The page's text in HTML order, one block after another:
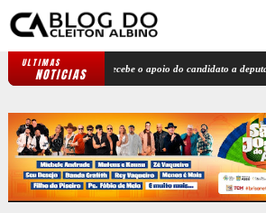
ULTIMAS
NOTICIAS
Carla Dickson recebe o apoio do candidato a deputado